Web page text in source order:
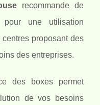
recommande de
une utilisation
proposant des
des entreprises.
des boxes permet
de vos besoins